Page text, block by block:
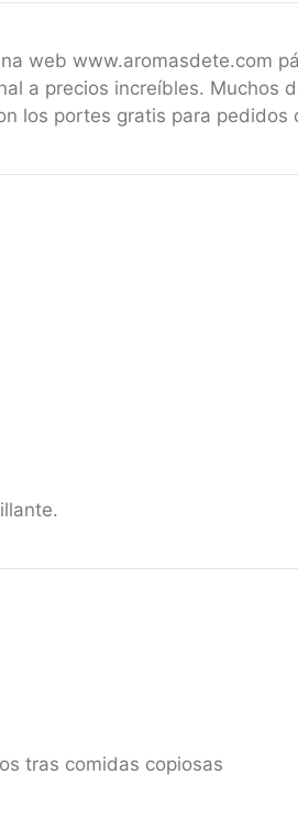
web www.aromasdete.com
a precios increíbles. Muchos
los portes gratis para pedidos
tras comidas copiosas